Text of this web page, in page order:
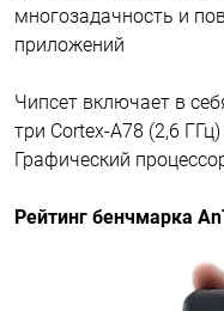
многозадачность и
приложений
Чипсет включает в
три Cortex-A78 (2,6
Графический
Рейтинг бенчмарка